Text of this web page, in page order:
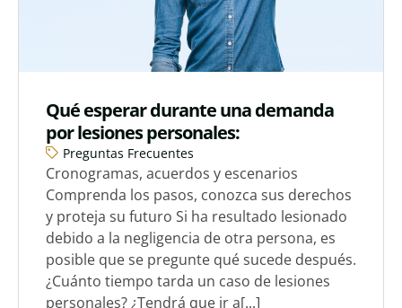
Qué esperar durante una demanda
por lesiones personales:
Preguntas Frecuentes
Cronogramas, acuerdos y escenarios
Comprenda los pasos, conozca sus derechos
y proteja su futuro Si ha resultado lesionado
debido a la negligencia de otra persona, es
posible que se pregunte qué sucede después.
¿Cuánto tiempo tarda un caso de lesiones
personales? ¿Tendrá que ir a[...]